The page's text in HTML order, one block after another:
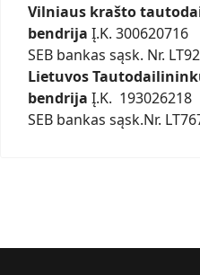
Vilniaus krašto
bendrija Į.K. 300620716
SEB bankas sąsk. Nr.
Lietuvos
bendrija Į.K. 193026218
SEB bankas sąsk.Nr.